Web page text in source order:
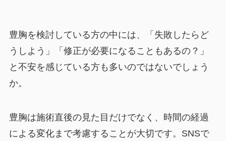
豊胸を検討している方の中には、「失敗したらど
うしよう」「修正が必要になることもあるの？」
と不安を感じている方も多いのではないでしょう
か。
豊胸は施術直後の見た目だけでなく、時間の経過
による変化まで考慮することが大切です。SNSで